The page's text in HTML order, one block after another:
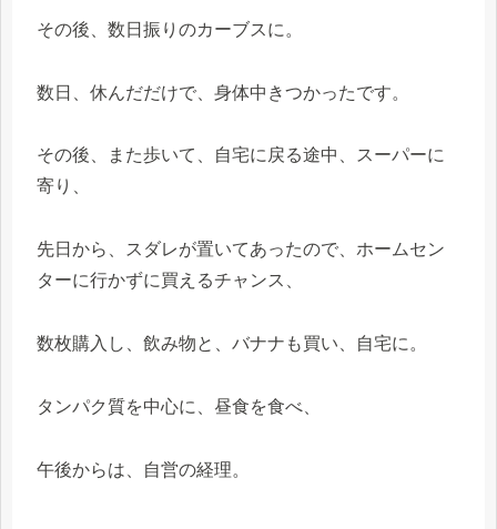
その後、数日振りのカーブスに。
数日、休んだだけで、身体中きつかったです。
その後、また歩いて、自宅に戻る途中、スーパーに
寄り、
先日から、スダレが置いてあったので、ホームセン
ターに行かずに買えるチャンス、
数枚購入し、飲み物と、バナナも買い、自宅に。
タンパク質を中心に、昼食を食べ、
午後からは、自営の経理。